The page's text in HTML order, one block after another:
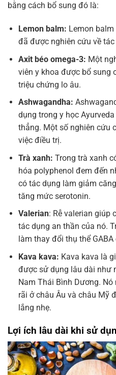
bằng cách bổ sung đó là:
Lemon balm: Lemon
đã được nghiên cứu về
Axit béo omega-3: Một
viên y khoa được bổ sung
triệu chứng lo âu.
Ashwagandha:
dụng trong y học
thẳng. Một số nghiên cứu
việc điều trị.
Trà xanh: Trong trà xanh
hóa polyphenol đem đến
có tác dụng làm giảm
tăng mức serotonin.
Valerian: Rễ valerian giúp
tác dụng an thần của nó.
làm thay đổi thụ thể
Kava kava: Kava kava là
được sử dụng lâu dài như
Nam Thái Bình Dương.
rãi ở châu Âu và châu Mỹ
lắng nhẹ.
Lợi ích lâu dài khi sử